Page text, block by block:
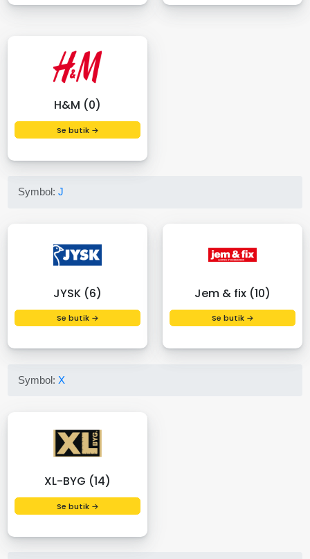
H&M (0)
Se butik →
Symbol:J
JYSK (6)
Se butik →
Jem & fix (10)
Se butik →
Symbol: X
XL-BYG (14)
Se butik →